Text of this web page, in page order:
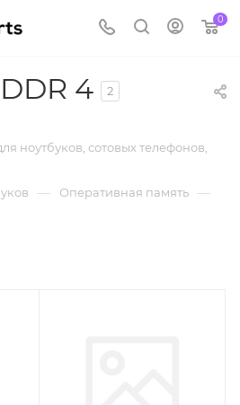
0
4 2
ноутбуков, сотовых телефонов,
— Оперативная память —